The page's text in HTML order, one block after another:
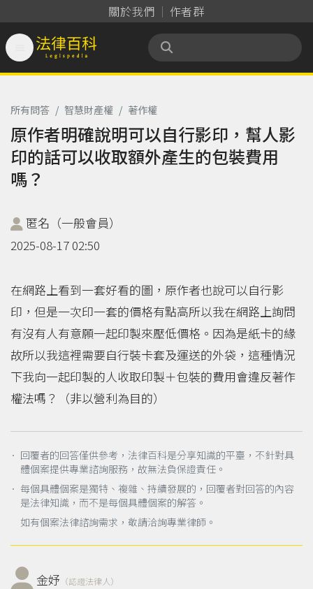
關於我們 作者群
法律百科 Legispedia
所有問答 / 智慧財產權 / 著作權
原作者明確說明可以自行影印，幫人影
印的話可以收取額外產生的包裝費用
嗎？
匿名（一般會員）
2025-08-17 02:50
在網路上看到一套好看的圖，原作者也說可以自行影
印，但是一次印一套的價格有點高所以我在網路上詢問
有沒有人有意願一起印製來壓低價格。因為是紙卡的緣
故所以我這裡需要自行裝卡套及運送的外袋，這種情況
下我向一起印製的人收取印製＋包裝的費用會違反著作
權法嗎？（非以營利為目的）
． 回覆者的回答僅供參考，法律百科是分享知識的平臺，不針對具
體個案提供專業諮詢服務，故無法負保證責任。
． 每個具體個案是獨特、複雜、持續發展的，回覆者對回答的內容
是法律知識，而不是每個具體個案的解答。
如有個案法律諮詢需求，敬請洽詢專業律師。
金妤 （認證法律人）